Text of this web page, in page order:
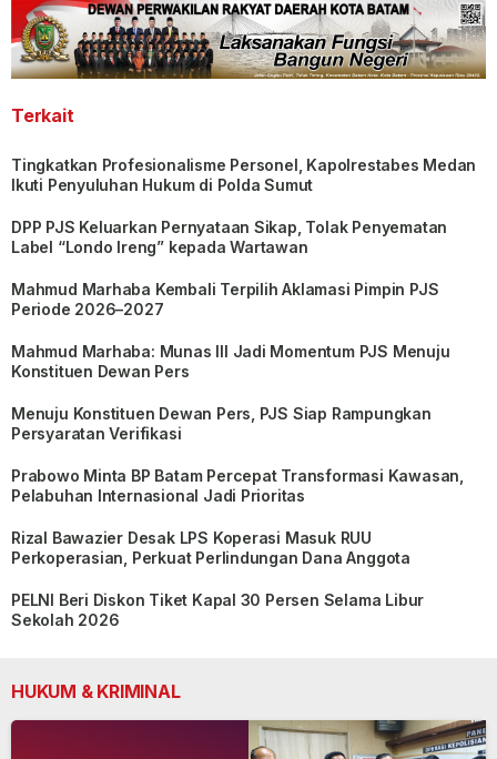
Terkait
Tingkatkan Profesionalisme Personel, Kapolrestabes Medan
Ikuti Penyuluhan Hukum di Polda Sumut
DPP PJS Keluarkan Pernyataan Sikap, Tolak Penyematan
Label “Londo Ireng” kepada Wartawan
Mahmud Marhaba Kembali Terpilih Aklamasi Pimpin PJS
Periode 2026–2027
Mahmud Marhaba: Munas III Jadi Momentum PJS Menuju
Konstituen Dewan Pers
Menuju Konstituen Dewan Pers, PJS Siap Rampungkan
Persyaratan Verifikasi
Prabowo Minta BP Batam Percepat Transformasi Kawasan,
Pelabuhan Internasional Jadi Prioritas
Rizal Bawazier Desak LPS Koperasi Masuk RUU
Perkoperasian, Perkuat Perlindungan Dana Anggota
PELNI Beri Diskon Tiket Kapal 30 Persen Selama Libur
Sekolah 2026
HUKUM & KRIMINAL